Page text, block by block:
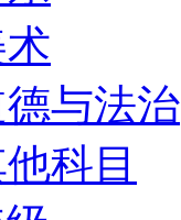
与法治
科目